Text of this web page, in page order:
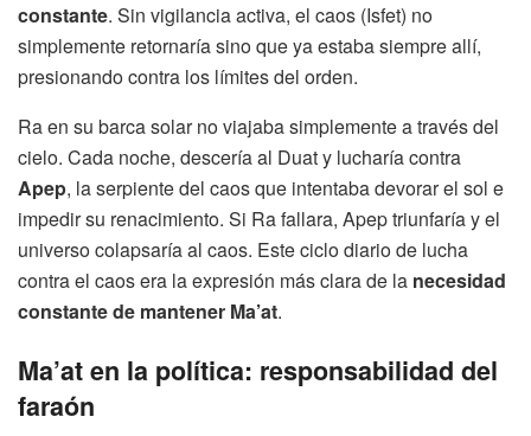
constante. Sin vigilancia activa, el caos (Isfet) no
simplemente retornaría sino que ya estaba siempre allí,
presionando contra los límites del orden.
Ra en su barca solar no viajaba simplemente a través del
cielo. Cada noche, descería al Duat y lucharía contra
Apep, la serpiente del caos que intentaba devorar el sol e
impedir su renacimiento. Si Ra fallara, Apep triunfaría y el
universo colapsaría al caos. Este ciclo diario de lucha
contra el caos era la expresión más clara de la necesidad
constante de mantener Ma’at.
Ma’at en la política: responsabilidad del
faraón